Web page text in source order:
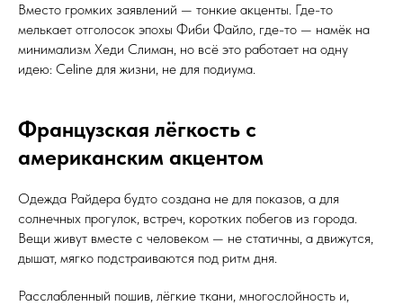
Вместо громких заявлений — тонкие акценты. Где-то
мелькает отголосок эпохы Фиби Файло, где-то — намёк на
минимализм Хеди Слиман, но всё это работает на одну
идею: Celine для жизни, не для подиума.
Французская лёгкость с
американским акцентом
Одежда Райдера будто создана не для показов, а для
солнечных прогулок, встреч, коротких побегов из города.
Вещи живут вместе с человеком — не статичны, а движутся,
дышат, мягко подстраиваются под ритм дня.
Расслабленный пошив, лёгкие ткани, многослойность и,